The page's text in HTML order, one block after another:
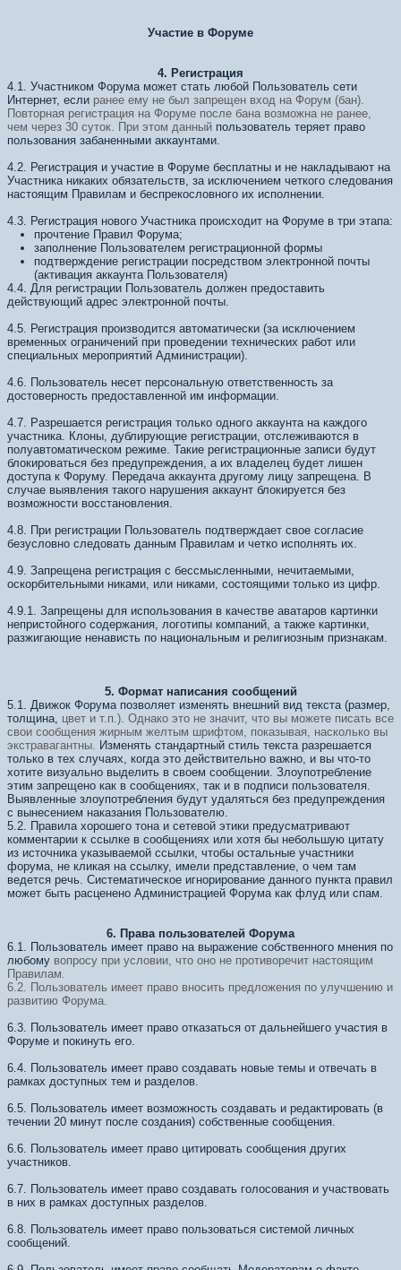
Участие в Форуме
4. Регистрация
4.1. Участником Форума может стать любой Пользователь сети
Интернет, если ранее ему не был запрещен вход на Форум (бан).
Повторная регистрация на Форуме после бана возможна не ранее,
чем через 30 суток. При этом данный пользователь теряет право
пользования забаненными аккаунтами.
4.2. Регистрация и участие в Форуме бесплатны и не накладывают на
Участника никаких обязательств, за исключением четкого следования
настоящим Правилам и беспрекословного их исполнении.
4.3. Регистрация нового Участника происходит на Форуме в три этапа:
прочтение Правил Форума;
заполнение Пользователем регистрационной формы
подтверждение регистрации посредством электронной почты
(активация аккаунта Пользователя)
4.4. Для регистрации Пользователь должен предоставить
действующий адрес электронной почты.
4.5. Регистрация производится автоматически (за исключением
временных ограничений при проведении технических работ или
специальных мероприятий Администрации).
4.6. Пользователь несет персональную ответственность за
достоверность предоставленной им информации.
4.7. Разрешается регистрация только одного аккаунта на каждого
участника. Клоны, дублирующие регистрации, отслеживаются в
полуавтоматическом режиме. Такие регистрационные записи будут
блокироваться без предупреждения, а их владелец будет лишен
доступа к Форуму. Передача аккаунта другому лицу запрещена. В
случае выявления такого нарушения аккаунт блокируется без
возможности восстановления.
4.8. При регистрации Пользователь подтверждает свое согласие
безусловно следовать данным Правилам и четко исполнять их.
4.9. Запрещена регистрация с бессмысленными, нечитаемыми,
оскорбительными никами, или никами, состоящими только из цифр.
4.9.1. Запрещены для использования в качестве аватаров картинки
непристойного содержания, логотипы компаний, а также картинки,
разжигающие ненависть по национальным и религиозным признакам.
5. Формат написания сообщений
5.1. Движок Форума позволяет изменять внешний вид текста (размер,
толщина, цвет и т.п.). Однако это не значит, что вы можете писать все
свои сообщения жирным желтым шрифтом, показывая, насколько вы
экстравагантны. Изменять стандартный стиль текста разрешается
только в тех случаях, когда это действительно важно, и вы что-то
хотите визуально выделить в своем сообщении. Злоупотребление
этим запрещено как в сообщениях, так и в подписи пользователя.
Выявленные злоупотребления будут удаляться без предупреждения
с вынесением наказания Пользователю.
5.2. Правила хорошего тона и сетевой этики предусматривают
комментарии к ссылке в сообщениях или хотя бы небольшую цитату
из источника указываемой ссылки, чтобы остальные участники
форума, не кликая на ссылку, имели представление, о чем там
ведется речь. Систематическое игнорирование данного пункта правил
может быть расценено Администрацией Форума как флуд или спам.
6. Права пользователей Форума
6.1. Пользователь имеет право на выражение собственного мнения по
любому вопросу при условии, что оно не противоречит настоящим
Правилам.
6.2. Пользователь имеет право вносить предложения по улучшению и
развитию Форума.
6.3. Пользователь имеет право отказаться от дальнейшего участия в
Форуме и покинуть его.
6.4. Пользователь имеет право создавать новые темы и отвечать в
рамках доступных тем и разделов.
6.5. Пользователь имеет возможность создавать и редактировать (в
течении 20 минут после создания) собственные сообщения.
6.6. Пользователь имеет право цитировать сообщения других
участников.
6.7. Пользователь имеет право создавать голосования и участвовать
в них в рамках доступных разделов.
6.8. Пользователь имеет право пользоваться системой личных
сообщений.